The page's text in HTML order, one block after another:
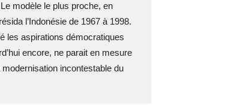
modèle le plus proche, en
l’Indonésie de 1967 à 1998.
les aspirations démocratiques
encore, ne parait en mesure
incontestable du